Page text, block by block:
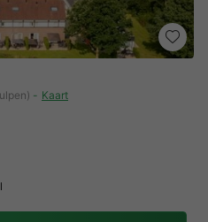
Kaart